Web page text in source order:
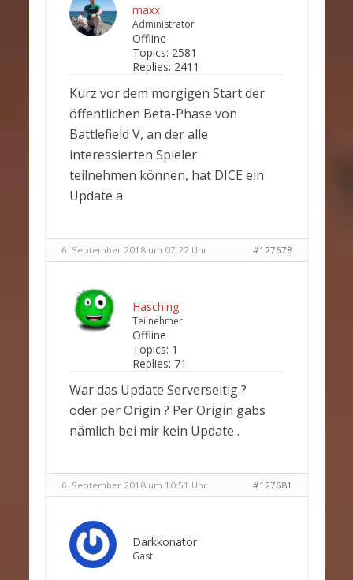
maxx
Administrator
Offline
Topics: 2581
Replies: 2411
Kurz vor dem morgigen Start der
öffentlichen Beta-Phase von
Battlefield V, an der alle
interessierten Spieler
teilnehmen können, hat DICE ein
Update a
6. September 2018 um 07:22 Uhr #127678
Hasching
Teilnehmer
Offline
Topics: 1
Replies: 71
War das Update Serverseitig ?
oder per Origin ? Per Origin gabs
nämlich bei mir kein Update .
6. September 2018 um 10:51 Uhr #127681
Darkkonator
Gast